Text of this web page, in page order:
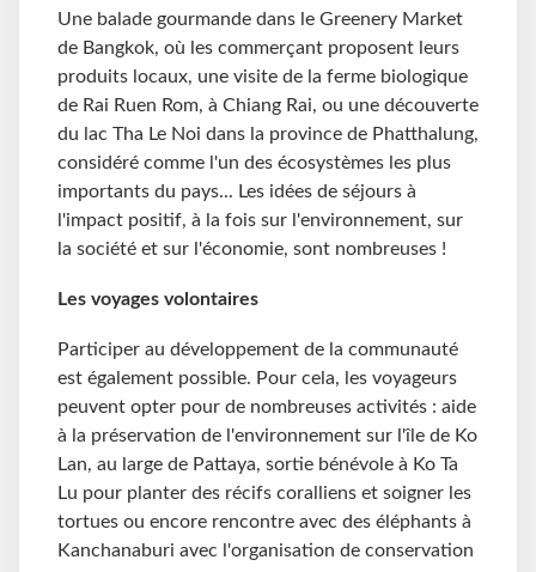
Une balade gourmande dans le Greenery Market
de Bangkok, où les commerçant proposent leurs
produits locaux, une visite de la ferme biologique
de Rai Ruen Rom, à Chiang Rai, ou une découverte
du lac Tha Le Noi dans la province de Phatthalung,
considéré comme l'un des écosystèmes les plus
importants du pays... Les idées de séjours à
l'impact positif, à la fois sur l'environnement, sur
la société et sur l'économie, sont nombreuses !
Les voyages volontaires
Participer au développement de la communauté
est également possible. Pour cela, les voyageurs
peuvent opter pour de nombreuses activités : aide
à la préservation de l'environnement sur l'île de Ko
Lan, au large de Pattaya, sortie bénévole à Ko Ta
Lu pour planter des récifs coralliens et soigner les
tortues ou encore rencontre avec des éléphants à
Kanchanaburi avec l'organisation de conservation